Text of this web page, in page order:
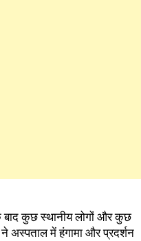
कुछ स्थानीय लोगों और कुछ
ने अस्पताल में हंगामा और प्रदर्शन